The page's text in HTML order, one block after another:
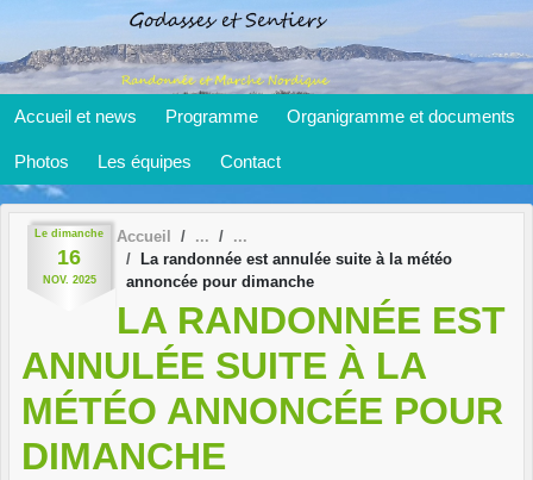
Accueil et news Programme Organigramme et documents
Photos Les équipes Contact
Le dimanche
16
NOV. 2025
Accueil
La randonnée est annulée suite à la météo
annoncée pour dimanche
LA RANDONNÉE EST
ANNULÉE SUITE À LA
MÉTÉO ANNONCÉE POUR
DIMANCHE
Panneau de gestion des cookies